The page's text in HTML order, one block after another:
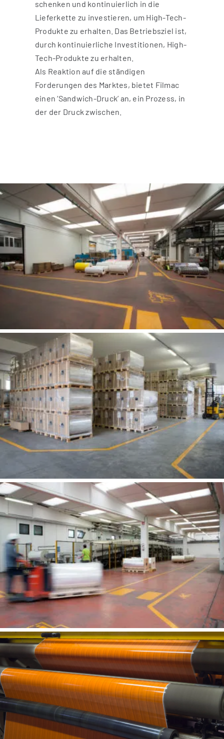
schenken und kontinuierlich in die
Lieferkette zu investieren, um High-Tech-
Produkte zu erhalten. Das Betriebsziel ist,
durch kontinuierliche Investitionen, High-
Tech-Produkte zu erhalten.
Als Reaktion auf die ständigen
Forderungen des Marktes, bietet Filmac
einen ‘Sandwich-Druck’ an, ein Prozess, in
der der Druck zwischen.